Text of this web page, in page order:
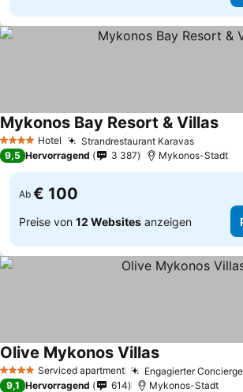
4 Sterne Hotel Strandrestaurant KaravasPreise
Mykonos Bay Resort & Villas
9,5 Hervorragend 3 387 Mykonos-Stadt
Ab € 100
Preise von 12 Websites anzeigen
4 Sterne Serviced apartment Engagierter
Olive Mykonos VillasPreise sehen
9,1 Hervorragend 614 Mykonos-Stadt